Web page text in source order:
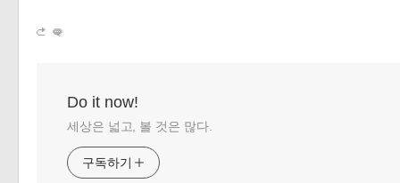
Do it now!
세상은 넓고, 볼 것은 많다.
구독하기